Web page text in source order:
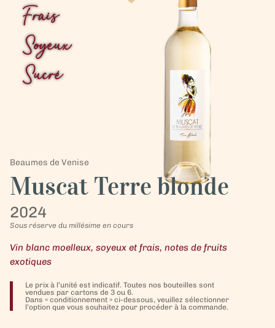
Frais
Soyeux
Sucré
Beaumes de Venise
Muscat Terre blonde
2024
Sous réserve du millésime en cours
Vin blanc moelleux, soyeux et frais, notes de fruits
exotiques
Le prix à l’unité est indicatif. Toutes nos bouteilles sont
vendues par cartons de 3 ou 6.
Dans « conditionnement » ci-dessous, veuillez sélectionner
l’option que vous souhaitez pour procéder à la commande.